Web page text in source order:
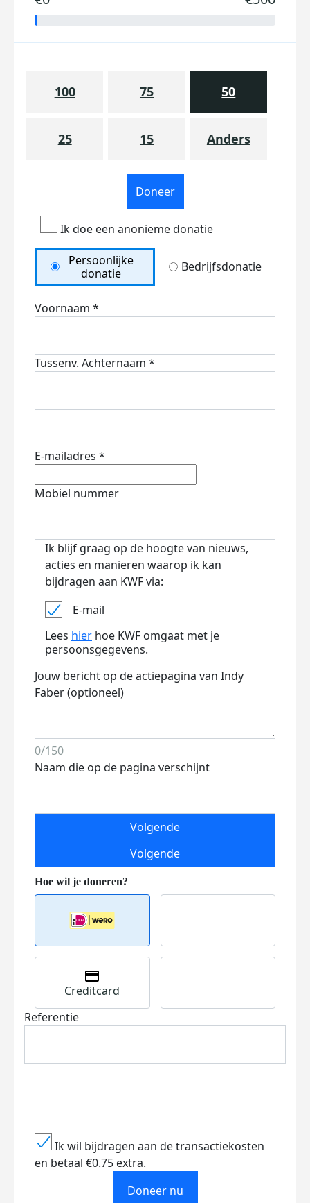
100 75 50
25 15 Anders
Doneer
Ik doe een anonieme donatie
Persoonlijke
donatie
Bedrijfsdonatie
Voornaam *
Tussenv. Achternaam *
E-mailadres *
Mobiel nummer
Ik blijf graag op de hoogte van nieuws,
acties en manieren waarop ik kan
bijdragen aan KWF via:
E-mail
Lees hier hoe KWF omgaat met je
persoonsgegevens.
Jouw bericht op de actiepagina van Indy
Faber (optioneel)
0/150
Naam die op de pagina verschijnt
Volgende
Volgende
Creditcard
Referentie
Ik wil bijdragen aan de transactiekosten
en betaal €0.75 extra.
Doneer nu